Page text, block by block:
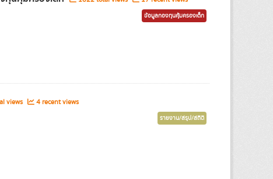
ข้อมูลกองทุนคุ้มครองเด็ก
views 4 recent views
รายงาน/สรุป/สถิติ